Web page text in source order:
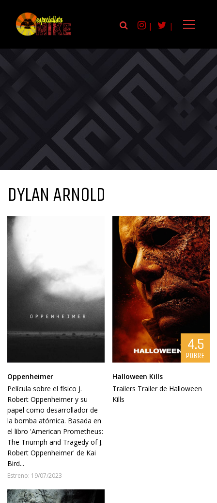
| |
DYLAN ARNOLD
Oppenheimer
Película sobre el físico J.
Robert Oppenheimer y su
papel como desarrollador de
la bomba atómica. Basada en
el libro 'American Prometheus:
The Triumph and Tragedy of J.
Robert Oppenheimer' de Kai
Bird...
Estreno: 19/07/2023
4.5
POBRE
Halloween Kills
Trailers Trailer de Halloween
Kills